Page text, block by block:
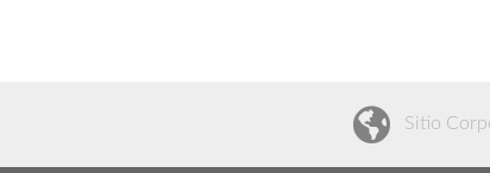
Sitio